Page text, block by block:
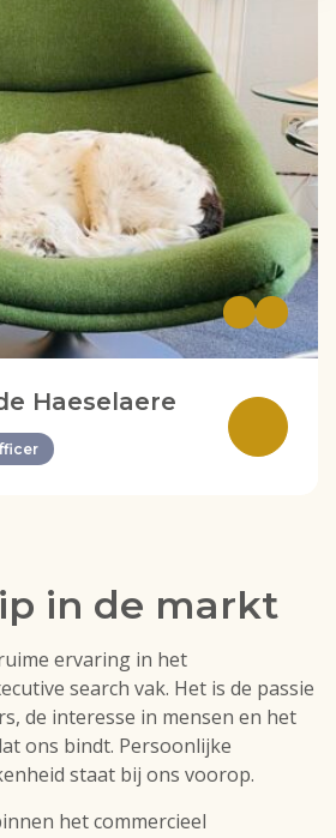
Haeselaere
in de markt
ervaring in het
search vak. Het is de passie
de interesse in mensen en het
ons bindt. Persoonlijke
staat bij ons voorop.
het commercieel